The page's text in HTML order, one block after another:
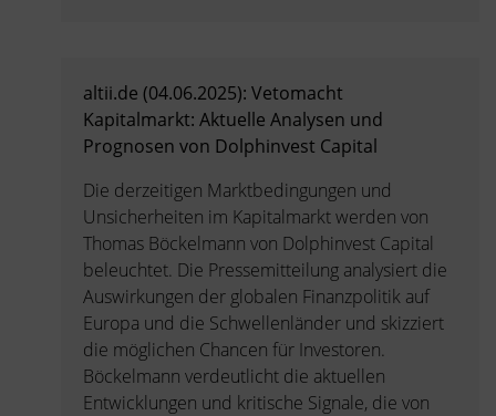
altii.de (04.06.2025): Vetomacht
Kapitalmarkt: Aktuelle Analysen und
Prognosen von Dolphinvest Capital
Die derzeitigen Marktbedingungen und
Unsicherheiten im Kapitalmarkt werden von
Thomas Böckelmann von Dolphinvest Capital
beleuchtet. Die Pressemitteilung analysiert die
Auswirkungen der globalen Finanzpolitik auf
Europa und die Schwellenländer und skizziert
die möglichen Chancen für Investoren.
Böckelmann verdeutlicht die aktuellen
Entwicklungen und kritische Signale, die von